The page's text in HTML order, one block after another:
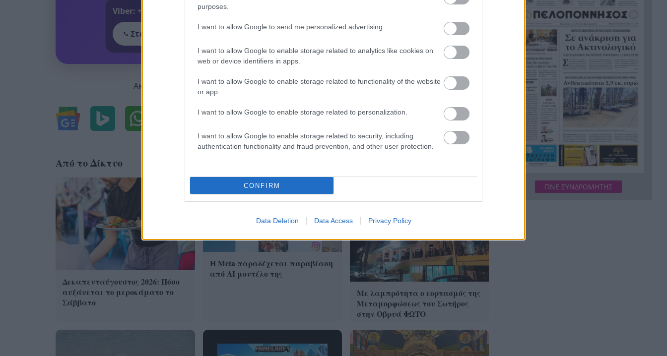
purposes.
I want to allow Google to send me personalized advertising.
I want to allow Google to enable storage related to analytics like cookies on
web or device identifiers in apps.
I want to allow Google to enable storage related to functionality of the website
or app.
I want to allow Google to enable storage related to personalization.
I want to allow Google to enable storage related to security, including
authentication functionality and fraud prevention, and other user protection.
CONFIRM
Data Deletion Data Access Privacy Policy
Viber: +306909196125
Στείλε μήνυμα στο Viber
Ακολουθήστε μας για όλες τιςειδήσειςστο Bing News και το Google News
Από το Δίκτυο
Δεκαπενταύγουστος 2026: Πόσο
αυξάνεται το μεροκάματο το
Σάββατο
Η Meta παραδέχεται παραβίαση
από AI μοντέλο της
Με λαμπρότητα ο εορτασμός της
Μεταμορφώσεως του Σωτήρος
στην Οβρυά ΦΩΤΟ
διευθυντής κι ο τεχνικός
ασφαλείας του ΔΕΔΔΗΕ
21:12 Τραγικό περιστατικό, τράκαρε
με αγριογούρουνο στη Β.
Εύβοια και έχασε τη ζωή του
21:00 Αλλάζουν τα πάντα στη Δανία
λόγω της τεχνικής
νοημοσύνης, οι μαθητές θα
παρουσιάσουν προφορικά τις
εργασίες τους
20:36 Το τελευταίο «αντίο» στην
τελετή αποτέφρωσης του
συντονιστή που σκοτώθηκε
ελικοπτέρων στην Ψάθα,
ΓΙΝΕ ΣΥΝΔΡΟΜΗΤΗΣ